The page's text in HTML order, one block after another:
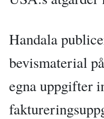
Handala
bevismaterial
egna uppgifter